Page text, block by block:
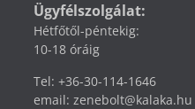
Ügyfélszolgálat:
Hétfőtől-péntekig:
10-18 óráig
Tel: +36-30-114-1646
email: zenebolt@kalaka.hu